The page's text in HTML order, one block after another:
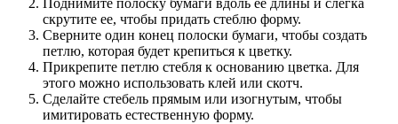
Поднимите полоску бумаги вдоль ее длины и слегка
скрутите ее, чтобы придать стеблю форму.
Сверните один конец полоски бумаги, чтобы создать
петлю, которая будет крепиться к цветку.
Прикрепите петлю стебля к основанию цветка. Для
этого можно использовать клей или скотч.
Сделайте стебель прямым или изогнутым, чтобы
имитировать естественную форму.